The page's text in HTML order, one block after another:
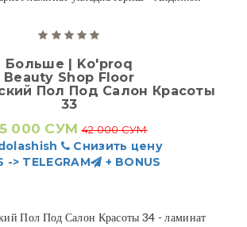
Больше | Ko'proq
Beauty Shop Floor
Пол Под Салон Красоты
33
000 СУМ 42 000 СУМ
Снизить цену
-> TELEGRAM
+ BONUS